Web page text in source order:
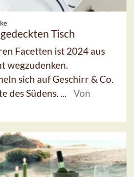
Tisch
Facetten ist 2024 aus
wegzudenken.
sich auf Geschirr & Co.
des Südens. ...
Von